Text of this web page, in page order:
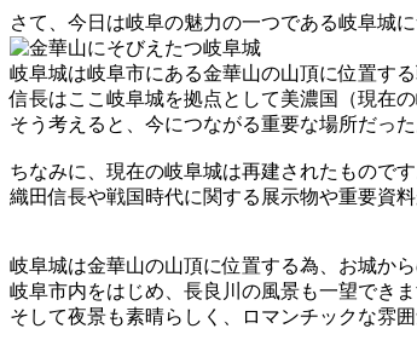
さて、今日は岐阜の魅力の一つである岐阜城
岐阜城は岐阜市にある金華山の山頂に位置す
信長はここ岐阜城を拠点として美濃国（現在
そう考えると、今につながる重要な場所だっ
ちなみに、現在の岐阜城は再建されたもので
織田信長や戦国時代に関する展示物や重要資
岐阜城は金華山の山頂に位置する為、お城か
岐阜市内をはじめ、長良川の風景も一望でき
そして夜景も素晴らしく、ロマンチックな雰